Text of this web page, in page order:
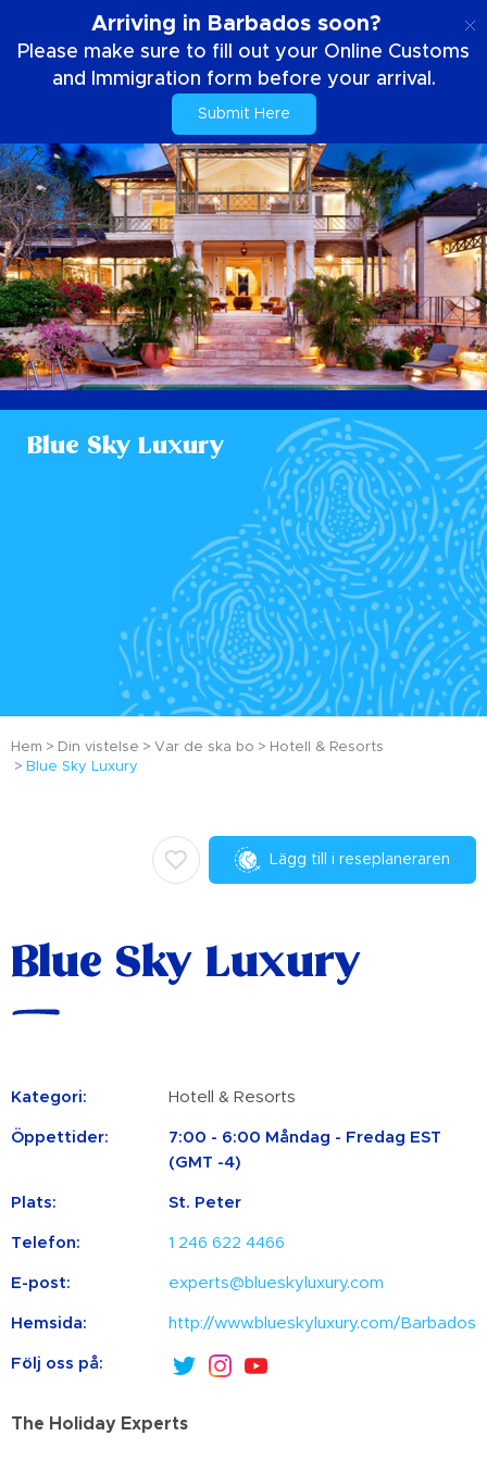
Arriving in Barbados soon?
Please make sure to fill out your Online Customs
and Immigration form before your arrival.
Submit Here
Blue Sky Luxury
Hem Din vistelse Var de ska bo
Hotell & Resorts
Blue Sky Luxury
Lägg till i reseplaneraren
Blue Sky Luxury
Kategori: Hotell & Resorts
Öppettider:
7:00 - 6:00 Måndag - Fredag ​​EST
(GMT -4)
Plats: St. Peter
Telefon: 1 246 622 4466
E-post: experts@blueskyluxury.com
Hemsida: http://www.blueskyluxury.com/Barbados
Följ oss på:
The Holiday Experts